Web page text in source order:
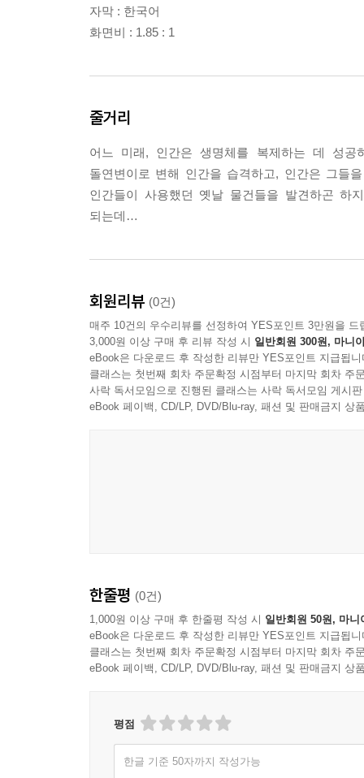
자막 : 한국어
화면비 : 1.85 : 1
줄거리
어느 미래, 인간은 생명체를 복제하는 데 성공
돌연변이로 변해 인간을 습격하고, 인간은 그들
인간들이 사용했던 옛날 물건들을 발견하곤 하
되는데…
회원리뷰 (0건)
매주 10건의 우수리뷰를 선정하여 YES포인트 3만원을 드
3,000원 이상 구매 후 리뷰 작성 시 일반회원 300원, 마니
eBook은 다운로드 후 작성한 리뷰만 YES포인트 지급됩니
클래스는 첫번째 회차 주문확정 시점부터 마지막 회차 주
사락 독서모임으로 진행된 클래스는 사락 독서모임 게시
eBook 페이백, CD/LP, DVD/Blu-ray, 패션 및 판매금지 상
한줄평 (0건)
1,000원 이상 구매 후 한줄평 작성 시 일반회원 50원, 마니
eBook은 다운로드 후 작성한 리뷰만 YES포인트 지급됩니
클래스는 첫번째 회차 주문확정 시점부터 마지막 회차 주
eBook 페이백, CD/LP, DVD/Blu-ray, 패션 및 판매금지 상
평점
한글 기준 50자까지 작성가능